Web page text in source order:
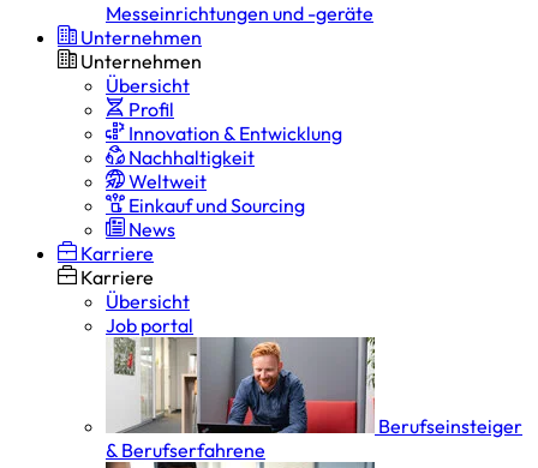
Messeinrichtungen und -geräte
Unternehmen
Unternehmen
Übersicht
Profil
Innovation & Entwicklung
Nachhaltigkeit
Weltweit
Einkauf und Sourcing
News
Karriere
Karriere
Übersicht
Job portal
Berufseinsteiger
& Berufserfahrene